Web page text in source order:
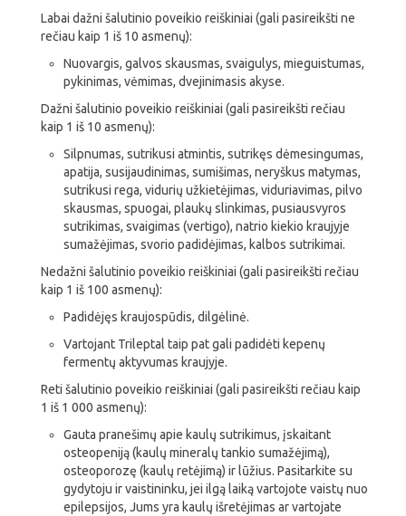
Labai dažni šalutinio poveikio reiškiniai (gali pasireikšti ne
rečiau kaip 1 iš 10 asmenų):
Nuovargis, galvos skausmas, svaigulys, mieguistumas,
pykinimas, vėmimas, dvejinimasis akyse.
Dažni šalutinio poveikio reiškiniai (gali pasireikšti rečiau
kaip 1 iš 10 asmenų):
Silpnumas, sutrikusi atmintis, sutrikęs dėmesingumas,
apatija, susijaudinimas, sumišimas, neryškus matymas,
sutrikusi rega, vidurių užkietėjimas, viduriavimas, pilvo
skausmas, spuogai, plaukų slinkimas, pusiausvyros
sutrikimas, svaigimas (vertigo), natrio kiekio kraujyje
sumažėjimas, svorio padidėjimas, kalbos sutrikimai.
Nedažni šalutinio poveikio reiškiniai (gali pasireikšti rečiau
kaip 1 iš 100 asmenų):
Padidėjęs kraujospūdis, dilgėlinė.
Vartojant Trileptal taip pat gali padidėti kepenų
fermentų aktyvumas kraujyje.
Reti šalutinio poveikio reiškiniai (gali pasireikšti rečiau kaip
1 iš 1 000 asmenų):
Gauta pranešimų apie kaulų sutrikimus, įskaitant
osteopeniją (kaulų mineralų tankio sumažėjimą),
osteoporozę (kaulų retėjimą) ir lūžius. Pasitarkite su
gydytoju ir vaistininku, jei ilgą laiką vartojote vaistų nuo
epilepsijos, Jums yra kaulų išretėjimas ar vartojate